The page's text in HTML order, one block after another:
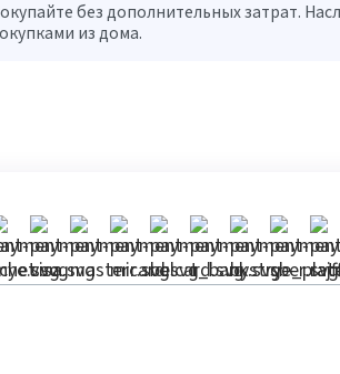
без дополнительных затрат.
из дома.